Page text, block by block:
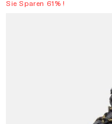
Sie Sparen 61% !